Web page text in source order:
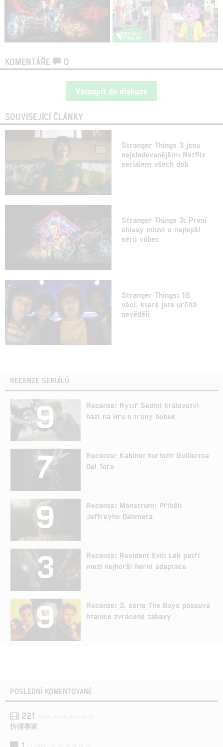
KOMENTÁŘE 0
Vstoupit do diskuze
SOUVISEJÍCÍ ČLÁNKY
Stranger Things 3 jsou
nejsledovanějším Netflix
seriálem všech dob
Stranger Things 3: První
ohlasy mluví o nejlepší
sérii vůbec
Stranger Things: 16
věcí, které jste určitě
nevěděli
RECENZE SERIÁLŮ
9
Recenze: Rytíř Sedmi království
hází na Hru o trůny bobek
7
Recenze: Kabinet kuriozit Guillerma
Del Tora
9
Recenze: Monstrum: Příběh
Jeffreyho Dahmera
3
Recenze: Resident Evil: Lék patří
mezi nejhorší herní adaptace
9
Recenze: 3. série The Boys posouvá
hranice zvrácené zábavy
POSLEDNÍ KOMENTOVANÉ
221
拆彈專家
1